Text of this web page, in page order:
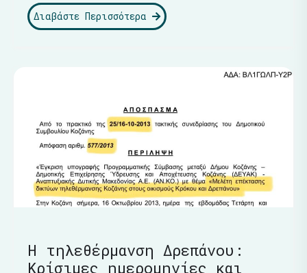
Διαβάστε Περισσότερα
Η τηλεθέρμανση Δρεπάνου:
Κρίσιμες ημερομηνίες και